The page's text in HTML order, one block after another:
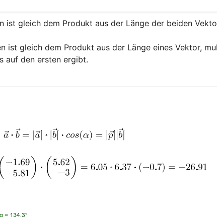
ist gleich dem Produkt aus der Länge der beiden
ist gleich dem Produkt aus der Länge eines Vektor,
auf den ersten ergibt.